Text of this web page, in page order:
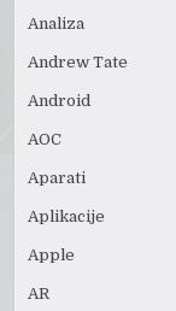
Analiza
Andrew Tate
Android
AOC
Aparati
Aplikacije
Apple
AR